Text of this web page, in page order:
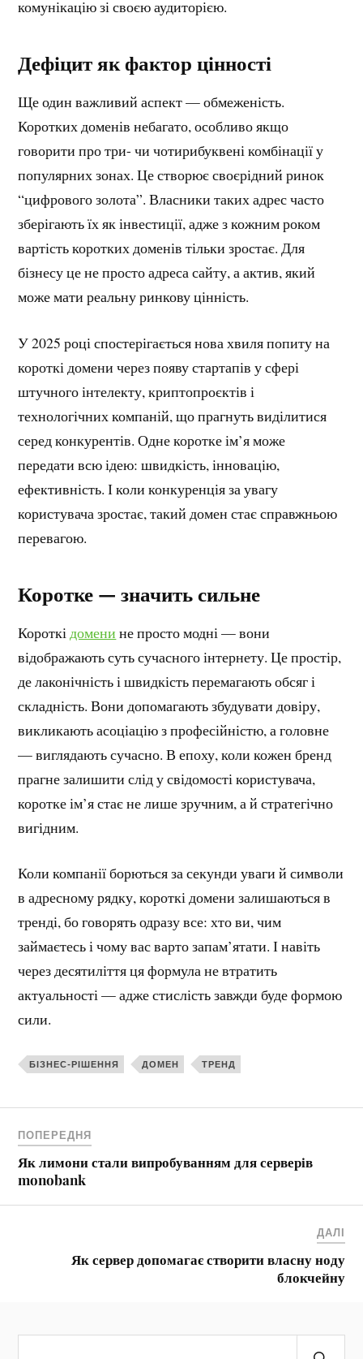
комунікацію зі своєю аудиторією.
Дефіцит як фактор цінності
Ще один важливий аспект — обмеженість.
Коротких доменів небагато, особливо якщо
говорити про три- чи чотирибуквені комбінації у
популярних зонах. Це створює своєрідний ринок
“цифрового золота”. Власники таких адрес часто
зберігають їх як інвестиції, адже з кожним роком
вартість коротких доменів тільки зростає. Для
бізнесу це не просто адреса сайту, а актив, який
може мати реальну ринкову цінність.
У 2025 році спостерігається нова хвиля попиту на
короткі домени через появу стартапів у сфері
штучного інтелекту, криптопроєктів і
технологічних компаній, що прагнуть виділитися
серед конкурентів. Одне коротке ім’я може
передати всю ідею: швидкість, інновацію,
ефективність. І коли конкуренція за увагу
користувача зростає, такий домен стає справжньою
перевагою.
Коротке — значить сильне
Короткі домени не просто модні — вони
відображають суть сучасного інтернету. Це простір,
де лаконічність і швидкість перемагають обсяг і
складність. Вони допомагають збудувати довіру,
викликають асоціацію з професійністю, а головне
— виглядають сучасно. В епоху, коли кожен бренд
прагне залишити слід у свідомості користувача,
коротке ім’я стає не лише зручним, а й стратегічно
вигідним.
Коли компанії борються за секунди уваги й символи
в адресному рядку, короткі домени залишаються в
тренді, бо говорять одразу все: хто ви, чим
займаєтесь і чому вас варто запам’ятати. І навіть
через десятиліття ця формула не втратить
актуальності — адже стислість завжди буде формою
сили.
БІЗНЕС-РІШЕННЯ ДОМЕН ТРЕНД
ПОПЕРЕДНЯ
Як лимони стали випробуванням для серверів
monobank
ДАЛІ
Як сервер допомагає створити власну ноду
блокчейну